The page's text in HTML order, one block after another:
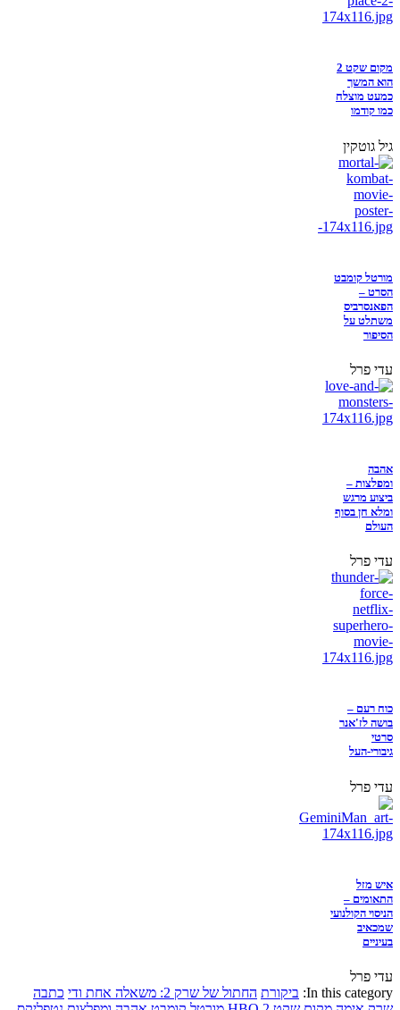
מקום שקט 2
הוא המשך
כמעט מוצלח
כמו קודמו
גיל גוטקין
מורטל קומבט
הסרט –
הפאנסרביס
משתלט על
הסיפור
עדי פרל
אהבה
ומפלצות –
ביצוע מרגש
ומלא חן בסוף
העולם
עדי פרל
כוח רעם –
בושה לז'אנר
סרטי
גיבורי-העל
עדי פרל
איש מזל
התאומים –
הניסוי הקולנועי
שמכאיב
בעיניים
עדי פרל
In this category: ביקורת החתול של שרק 2: משאלה אחת ודי
כתבה